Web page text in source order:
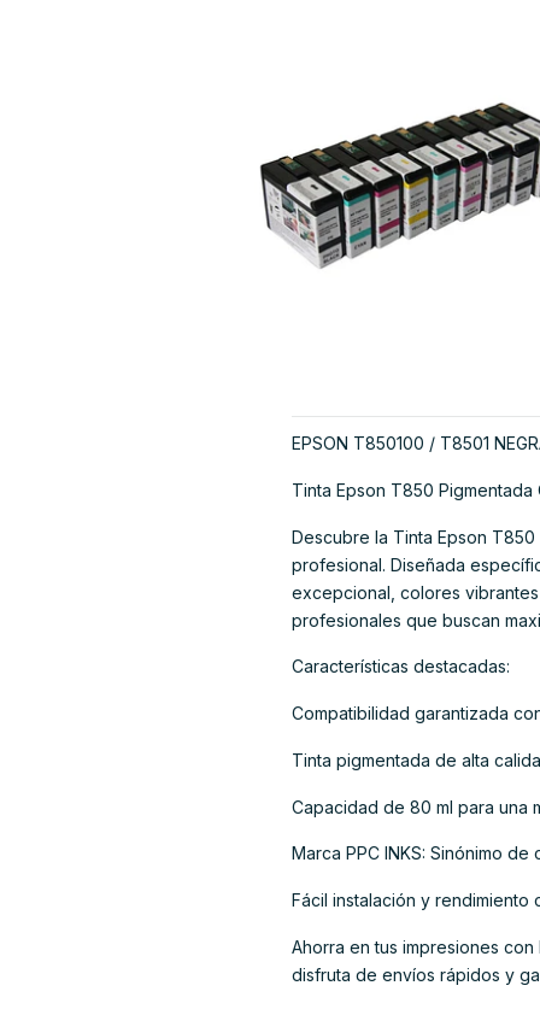
EPSON T850100 / T8501
Tinta Epson T850 Pigmentada
Descubre la Tinta Epson
profesional. Diseñada
excepcional, colores
profesionales que buscan
Características destacadas:
Compatibilidad garantizada
Tinta pigmentada de alta
Capacidad de 80 ml para una
Marca PPC INKS: Sinónimo
Fácil instalación y rendimiento
Ahorra en tus impresiones con
disfruta de envíos rápidos y